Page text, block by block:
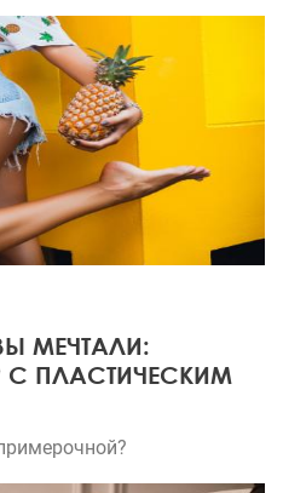
МЕЧТАЛИ:
С ПЛАСТИЧЕСКИМ